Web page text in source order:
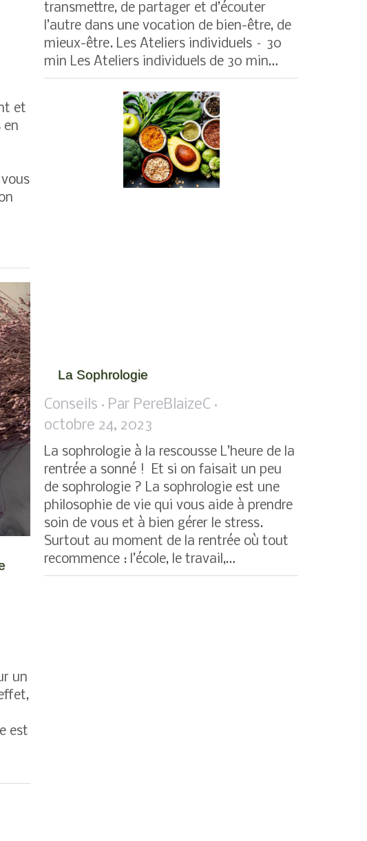
et
en
transmettre, de partager et d’écouter
l’autre dans une vocation de bien-être, de
mieux-être. Les Ateliers individuels – 30
min Les Ateliers individuels de 30 min…
La Sophrologie
Conseils Par PereBlaizeC
octobre 24, 2023
La sophrologie à la rescousse L’heure de la
rentrée a sonné ! Et si on faisait un peu
de sophrologie ? La sophrologie est une
philosophie de vie qui vous aide à prendre
soin de vous et à bien gérer le stress.
Surtout au moment de la rentrée où tout
recommence : l’école, le travail,…
un
est